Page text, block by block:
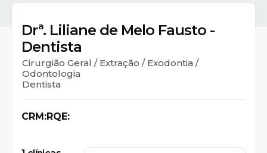
Drª. Liliane de Melo Fausto -
Dentista
Cirurgião Geral / Extração / Exodontia /
Odontologia
Dentista
CRM:RQE: